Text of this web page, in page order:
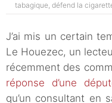
tabagique, défend la
J’ai mis un certain
Le Houezec, un
récemment des
réponse d’une
qu’un consultant en